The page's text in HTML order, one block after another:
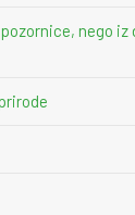
nego iz